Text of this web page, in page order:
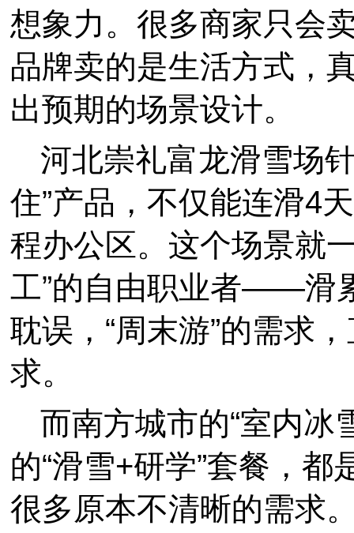
想象力。很多商家只会
品牌卖的是生活方式，
出预期的场景设计。
河北崇礼富龙滑雪场
住”产品，不仅能连滑4
程办公区。这个场景就
工”的自由职业者——滑
耽误，“周末游”的需求
求。
而南方城市的“室内冰
的“滑雪+研学”套餐，
很多原本不清晰的需求